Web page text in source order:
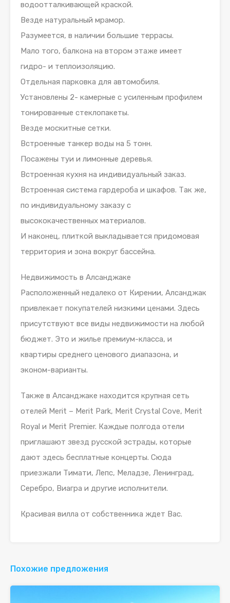
водоотталкивающей краской.
Везде натуральный мрамор.
Разумеется, в наличии большие террасы.
Мало того, балкона на втором этаже имеет
гидро- и теплоизоляцию.
Отдельная парковка для автомобиля.
Установлены 2- камерные с усиленным профилем
тонированные стеклопакеты.
Везде москитные сетки.
Встроенные танкер воды на 5 тонн.
Посажены туи и лимонные деревья.
Встроенная кухня на индивидуальный заказ.
Встроенная система гардероба и шкафов. Так же,
по индивидуальному заказу с
высококачественных материалов.
И наконец, плиткой выкладывается придомовая
территория и зона вокруг бассейна.
Недвижимость в Алсанджаке
Расположенный недалеко от Кирении, Алсанджак
привлекает покупателей низкими ценами. Здесь
присутствуют все виды недвижимости на любой
бюджет. Это и жилье премиум-класса, и
квартиры среднего ценового диапазона, и
эконом-варианты.
Также в Алсанджаке находится крупная сеть
отелей Merit – Merit Park, Merit Crystal Cove, Merit
Royal и Merit Premier. Каждые полгода отели
приглашают звезд русской эстрады, которые
дают здесь бесплатные концерты. Сюда
приезжали Тимати, Лепс, Меладзе, Ленинград,
Серебро, Виагра и другие исполнители.
Красивая вилла от собственника ждет Вас.
Похожие предложения